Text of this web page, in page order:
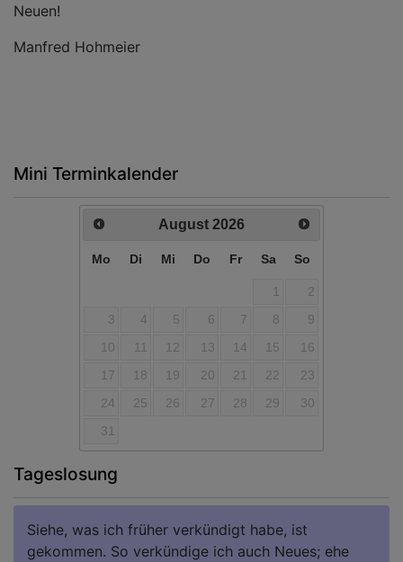
Neuen!
Manfred Hohmeier
Mini Terminkalender
August 2026
Mo Di Mi Do Fr Sa So
1
2
3
4 5 6 7 8
9
10
11 12 13 14 15
16
17
18 19 20 21 22
23
24
25 26 27 28 29
30
31
Tageslosung
Siehe, was ich früher verkündigt habe, ist
gekommen. So verkündige ich auch Neues; ehe